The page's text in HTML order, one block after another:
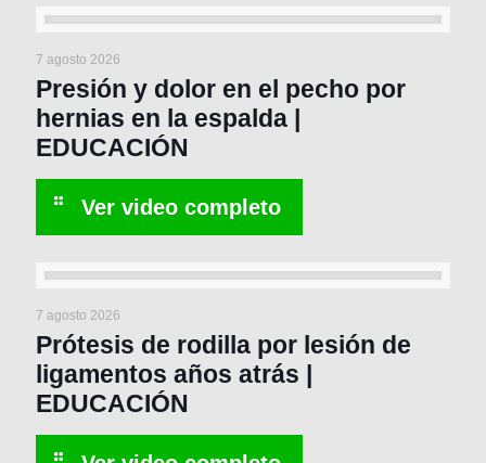
7 agosto 2026
Presión y dolor en el pecho por
hernias en la espalda |
EDUCACIÓN
7 agosto 2026
Prótesis de rodilla por lesión de
ligamentos años atrás |
EDUCACIÓN